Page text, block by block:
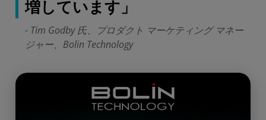
増しています」
- Tim Godby 氏、プロダクト マーケティング マネー
ジャー、Bolin Technology